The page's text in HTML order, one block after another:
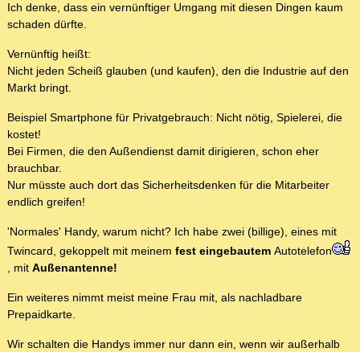
Ich denke, dass ein vernünftiger Umgang mit diesen Dingen kaum
schaden dürfte.
Vernünftig heißt:
Nicht jeden Scheiß glauben (und kaufen), den die Industrie auf den
Markt bringt.
Beispiel Smartphone für Privatgebrauch: Nicht nötig, Spielerei, die
kostet!
Bei Firmen, die den Außendienst damit dirigieren, schon eher
brauchbar.
Nur müsste auch dort das Sicherheitsdenken für die Mitarbeiter
endlich greifen!
'Normales' Handy, warum nicht? Ich habe zwei (billige), eines mit
Twincard, gekoppelt mit meinem fest eingebautem Autotelefon
, mit Außenantenne!
Ein weiteres nimmt meist meine Frau mit, als nachladbare
Prepaidkarte.
Wir schalten die Handys immer nur dann ein, wenn wir außerhalb